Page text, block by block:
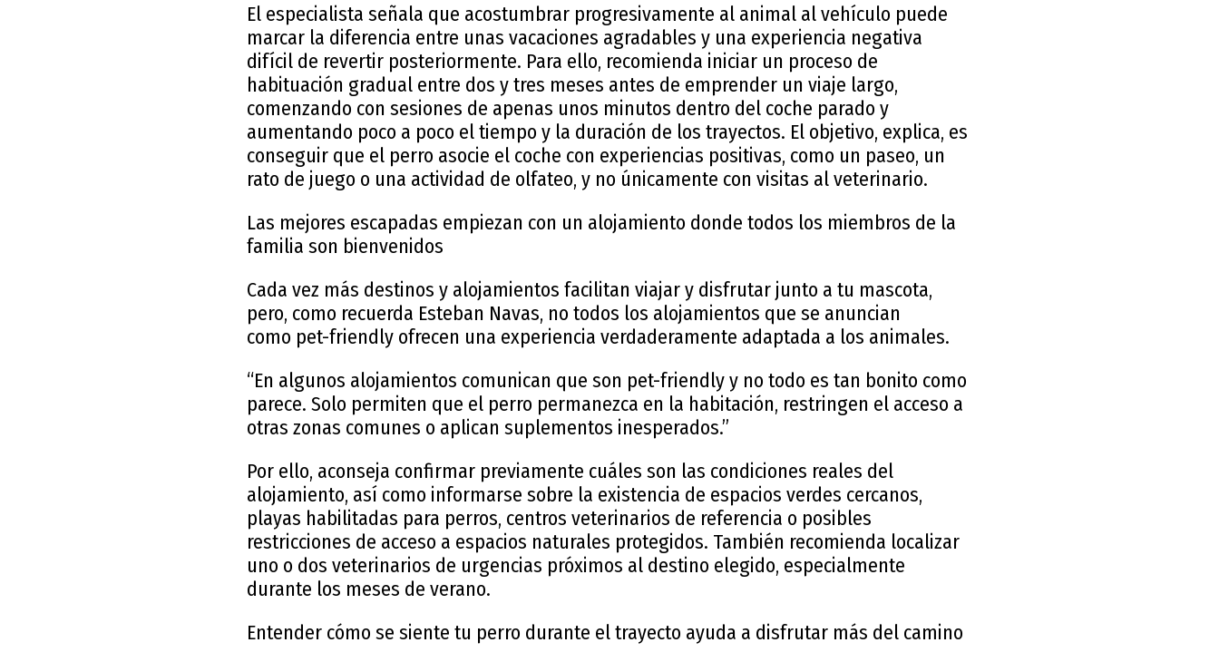
El especialista señala que acostumbrar progresivamente al animal al vehículo puede
marcar la diferencia entre unas vacaciones agradables y una experiencia negativa
difícil de revertir posteriormente. Para ello, recomienda iniciar un proceso de
habituación gradual entre dos y tres meses antes de emprender un viaje largo,
comenzando con sesiones de apenas unos minutos dentro del coche parado y
aumentando poco a poco el tiempo y la duración de los trayectos. El objetivo, explica, es
conseguir que el perro asocie el coche con experiencias positivas, como un paseo, un
rato de juego o una actividad de olfateo, y no únicamente con visitas al veterinario.
Las mejores escapadas empiezan con un alojamiento donde todos los miembros de la
familia son bienvenidos
Cada vez más destinos y alojamientos facilitan viajar y disfrutar junto a tu mascota,
pero, como recuerda Esteban Navas, no todos los alojamientos que se anuncian
como pet-friendly ofrecen una experiencia verdaderamente adaptada a los animales.
“En algunos alojamientos comunican que son pet-friendly y no todo es tan bonito como
parece. Solo permiten que el perro permanezca en la habitación, restringen el acceso a
otras zonas comunes o aplican suplementos inesperados.”
Por ello, aconseja confirmar previamente cuáles son las condiciones reales del
alojamiento, así como informarse sobre la existencia de espacios verdes cercanos,
playas habilitadas para perros, centros veterinarios de referencia o posibles
restricciones de acceso a espacios naturales protegidos. También recomienda localizar
uno o dos veterinarios de urgencias próximos al destino elegido, especialmente
durante los meses de verano.
Entender cómo se siente tu perro durante el trayecto ayuda a disfrutar más del camino